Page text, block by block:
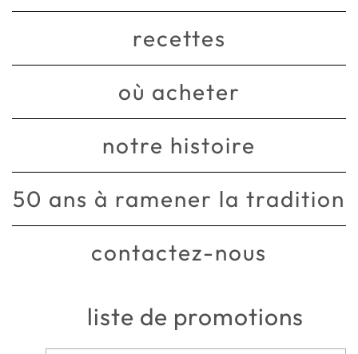
recettes
où acheter
notre histoire
50 ans à ramener la tradition
contactez-nous
liste de promotions